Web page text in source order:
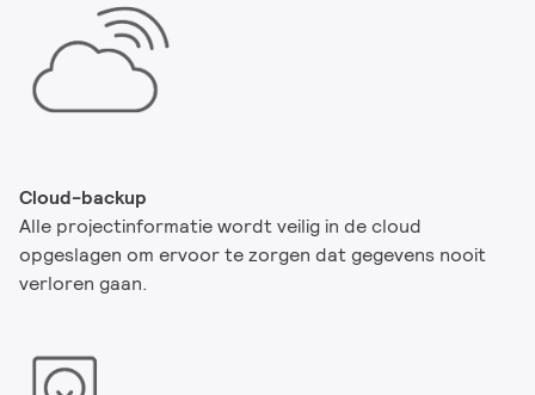
Cloud-backup
Alle projectinformatie wordt veilig in de cloud
opgeslagen om ervoor te zorgen dat gegevens nooit
verloren gaan.